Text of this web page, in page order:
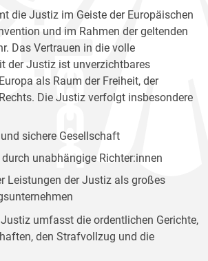
die Justiz im Geiste der Europäischen
und im Rahmen der geltenden
Das Vertrauen in die volle
der Justiz ist unverzichtbares
als Raum der Freiheit, der
Die Justiz verfolgt insbesondere
sichere Gesellschaft
unabhängige Richter:innen
Leistungen der Justiz als großes
umfasst die ordentlichen Gerichte,
den Strafvollzug und die